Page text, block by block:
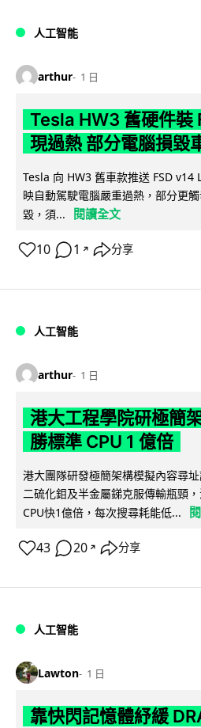
人工智能
arthur 1 日
Tesla HW3 舊硬件裝
現過熱 部分電腦損毀
Tesla 向 HW3 舊車款推送 FSD v14
映自動駕駛電腦嚴重過熱，部分更
毀，須...
閱讀全文
10 1 ↗ 分享
人工智能
arthur 1 日
港大工程學院研極簡
勝標準 CPU 1 億倍
港大團隊研發極簡架構模擬內容尋
二硫化鉬及半金屬銻克服傳輸瓶頸
CPU快1億倍，每次搜尋耗能低...
43 20 ↗ 分享
人工智能
Lawton 1 日
靠快閃記憶體紓緩